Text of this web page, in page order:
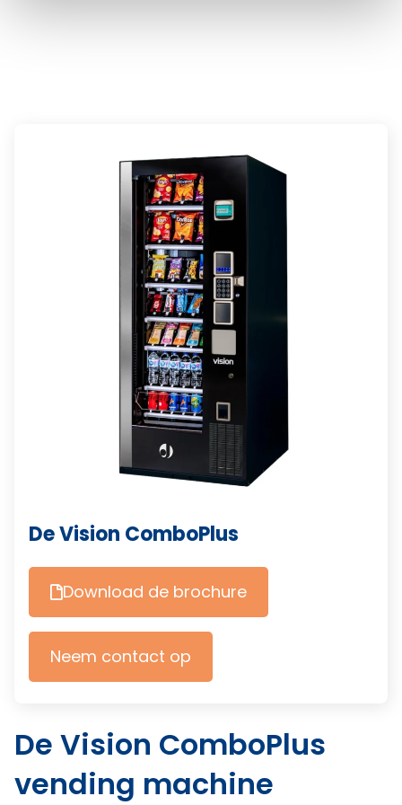
De Vision ComboPlus
Download de brochure
Neem contact op
De Vision ComboPlus
vending machine